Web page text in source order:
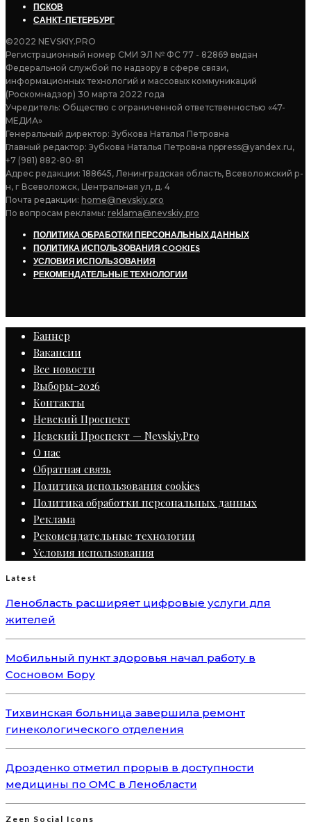
ПСКОВ
САНКТ-ПЕТЕРБУРГ
©2022 NEVSKIY.PRO
Регистрационный номер СМИ ЭЛ № ФС 77 - 82869 выдан
Федеральной службой по надзору в сфере связи,
информационных технологий и массовых коммуникаций
(Роскомнадзор) 30 марта 2022 года
Учредитель: Общество с ограниченной ответственностью «47-
МЕДИА»
Генеральный директор: Зубкова Наталья Петровна
Главный редактор: Зубкова Наталья Петровна nppress@yandex.ru,
+7 (981) 882-80-81
Адрес редакции: 188645, Ленинградская область, Всеволожский р-
н, г Всеволожск, Центральная ул, д. 4
Почта редакции: home@nevskiy.pro
По вопросам рекламы: reklama@nevskiy.pro
ПОЛИТИКА ОБРАБОТКИ ПЕРСОНАЛЬНЫХ ДАННЫХ
ПОЛИТИКА ИСПОЛЬЗОВАНИЯ COOKIES
УСЛОВИЯ ИСПОЛЬЗОВАНИЯ
РЕКОМЕНДАТЕЛЬНЫЕ ТЕХНОЛОГИИ
Баннер
Вакансии
Все новости
Выборы-2026
Контакты
Невский Проспект
Невский Проспект — Nevskiy.Pro
О нас
Обратная связь
Политика использования cookies
Политика обработки персональных данных
Реклама
Рекомендательные технологии
Условия использования
Latest
Ленобласть расширяет цифровые услуги для
жителей
Мобильный пункт здоровья начал работу в
Сосновом Бору
Тихвинская больница завершила ремонт
гинекологического отделения
Дрозденко отметил прорыв в доступности
медицины по ОМС в Ленобласти
Zeen Social Icons